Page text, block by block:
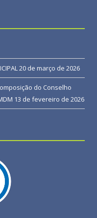
20 de março de 2026
do Conselho
13 de fevereiro de 2026